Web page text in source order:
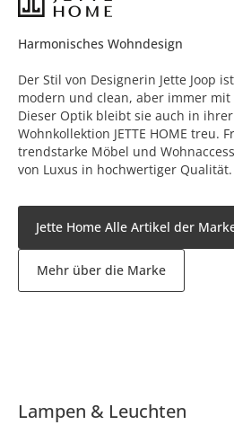
Harmonisches Wohndesign
Der Stil von Designerin Jette Joop
modern und clean, aber immer mit
Dieser Optik bleibt sie auch in
Wohnkollektion JETTE HOME treu.
trendstarke Möbel und
von Luxus in hochwertiger Qualität.
Jette Home Alle Artikel der
Mehr über die Marke
Lampen & Leuchten